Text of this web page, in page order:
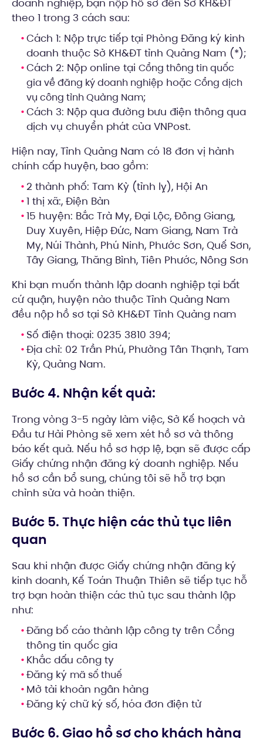
theo 1 trong 3 cách sau:
Cách 1: Nộp trực tiếp tại Phòng Đăng ký kinh
doanh thuộc Sở KH&ĐT tỉnh Quảng Nam (*);
Cách 2: Nộp online tại Cổng thông tin quốc
gia về đăng ký doanh nghiệp hoặc Cổng dịch
vụ công tỉnh Quảng Nam;
Cách 3: Nộp qua đường bưu điện thông qua
dịch vụ chuyển phát của VNPost.
Hiện nay, Tỉnh Quảng Nam có 18 đơn vị hành
chính cấp huyện, bao gồm:
2 thành phố: Tam Kỳ (tỉnh lỵ), Hội An
1 thị xã:, Điện Bàn
15 huyện: Bắc Trà My, Đại Lộc, Đông Giang,
Duy Xuyên, Hiệp Đức, Nam Giang, Nam Trà
My, Núi Thành, Phú Ninh, Phước Sơn, Quế Sơn,
Tây Giang, Thăng Bình, Tiên Phước, Nông Sơn
Khi bạn muốn thành lập doanh nghiệp tại bất
cứ quận, huyện nào thuộc Tỉnh Quảng Nam
đều nộp hồ sơ tại Sở KH&ĐT Tỉnh Quảng nam
Số điện thoại: 0235 3810 394;
Địa chỉ: 02 Trần Phú, Phường Tân Thạnh, Tam
Kỳ, Quảng Nam.
Bước 4. Nhận kết quả:
Trong vòng 3-5 ngày làm việc, Sở Kế hoạch và
Đầu tư Hải Phòng sẽ xem xét hồ sơ và thông
báo kết quả. Nếu hồ sơ hợp lệ, bạn sẽ được cấp
Giấy chứng nhận đăng ký doanh nghiệp. Nếu
hồ sơ cần bổ sung, chúng tôi sẽ hỗ trợ bạn
chỉnh sửa và hoàn thiện.
Bước 5. Thực hiện các thủ tục liên
quan
Sau khi nhận được Giấy chứng nhận đăng ký
kinh doanh, Kế Toán Thuận Thiên sẽ tiếp tục hỗ
trợ bạn hoàn thiện các thủ tục sau thành lập
như:
Đăng bố cáo thành lập công ty trên Cổng
thông tin quốc gia
Khắc dấu công ty
Đăng ký mã số thuế
Mở tài khoản ngân hàng
Đăng ký chữ ký số, hóa đơn điện tử
Bước 6. Giao hồ sơ cho khách hàng